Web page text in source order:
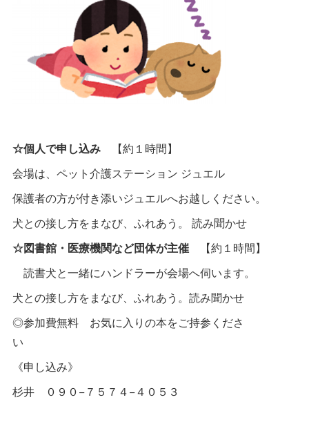
☆個人で申し込み 【約１時間】
会場は、ペット介護ステーション ジュエル
保護者の方が付き添いジュエルへお越しください。
犬との接し方をまなび、ふれあう。 読み聞かせ
☆図書館・医療機関など団体が主催 【約１時間】
読書犬と一緒にハンドラーが会場へ伺います。
犬との接し方をまなび、ふれあう。読み聞かせ
◎参加費無料 お気に入りの本をご持参くださ
い
《申し込み》
杉井 ０９０−７５７４−４０５３